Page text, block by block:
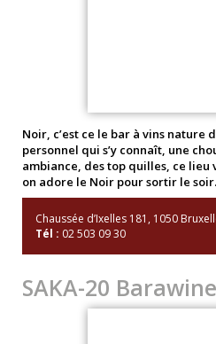
Noir, c’est ce le bar à vins nature
personnel qui s’y connaît, une
ambiance, des top quilles, ce lieu
on adore le Noir pour sortir le
Chaussée d’Ixelles 181, 1050
Tél : 02 503 09 30
SAKA-20 Barawine